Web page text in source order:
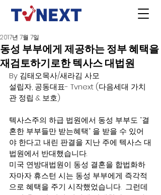
동성 부부에게 제공하는 정부 혜택을
재검토하기로한 텍사스 대법원
2017년 7월 7일
By 김태오목사/새라김 사모
설립자, 공동대표- Tvnext (다음세대 가치
관 정립 & 보호)
텍사스주의 하급 법원에서 동성 부부도 “결
혼한 부부들만 받는혜택” 을 받을 수 있어
야 한다고 내린 판결을 지난 주에 텍사스 대
법원에서 반대했습니다.
미국 연방대법원이 동성 결혼을 합법화하
자마자 휴스턴 시는 동성 부부에게 즉각적
으로 혜택을 주기 시작했었습니다.  그런데